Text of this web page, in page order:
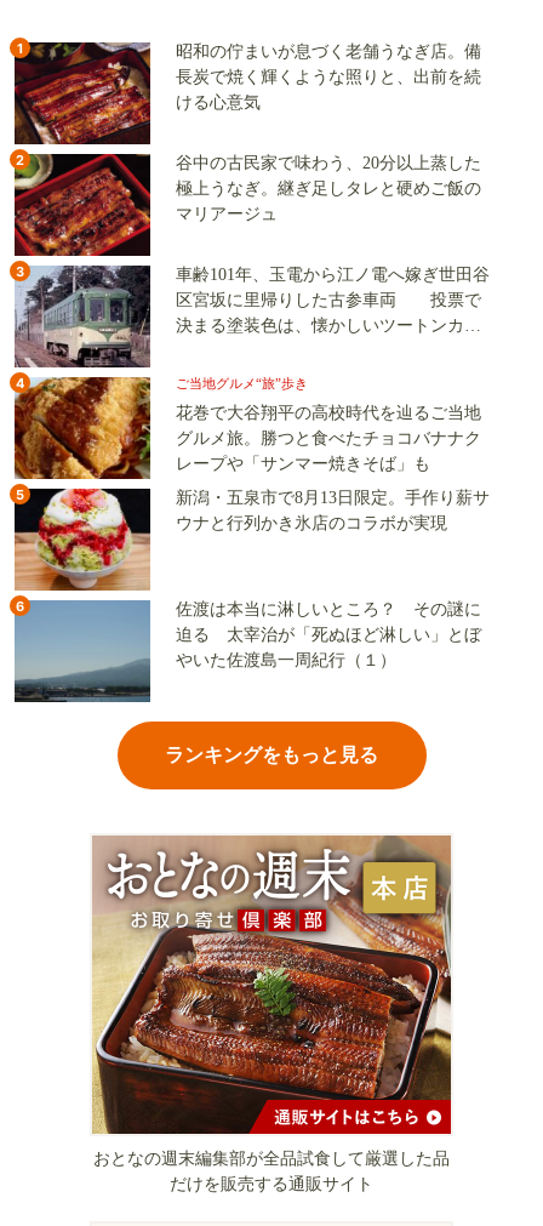
1
昭和の佇まいが息づく老舗うなぎ店。備
長炭で焼く輝くような照りと、出前を続
ける心意気
2
谷中の古民家で味わう、20分以上蒸した
極上うなぎ。継ぎ足しタレと硬めご飯の
マリアージュ
3
車齢101年、玉電から江ノ電へ嫁ぎ世田谷
区宮坂に里帰りした古参車両 投票で
決まる塗装色は、懐かしいツートンカラ
4 ご当地グルメ“旅”歩き
花巻で大谷翔平の高校時代を辿るご当地
グルメ旅。勝つと食べたチョコバナナク
レープや「サンマー焼きそば」も
5
新潟・五泉市で8月13日限定。手作り薪サ
ウナと行列かき氷店のコラボが実現
6
佐渡は本当に淋しいところ？ その謎に
迫る 太宰治が「死ぬほど淋しい」とぼ
やいた佐渡島一周紀行（１）
ランキングをもっと見る
おとなの週末編集部が全品試食して厳選した品
だけを販売する通販サイト